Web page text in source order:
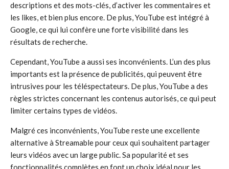
descriptions et des mots-clés, d’activer les commentaires et
les likes, et bien plus encore. De plus, YouTube est intégré à
Google, ce qui lui confère une forte visibilité dans les
résultats de recherche.
Cependant, YouTube a aussi ses inconvénients. L’un des plus
importants est la présence de publicités, qui peuvent être
intrusives pour les téléspectateurs. De plus, YouTube a des
règles strictes concernant les contenus autorisés, ce qui peut
limiter certains types de vidéos.
Malgré ces inconvénients, YouTube reste une excellente
alternative à Streamable pour ceux qui souhaitent partager
leurs vidéos avec un large public. Sa popularité et ses
fonctionnalités complètes en font un choix idéal pour les